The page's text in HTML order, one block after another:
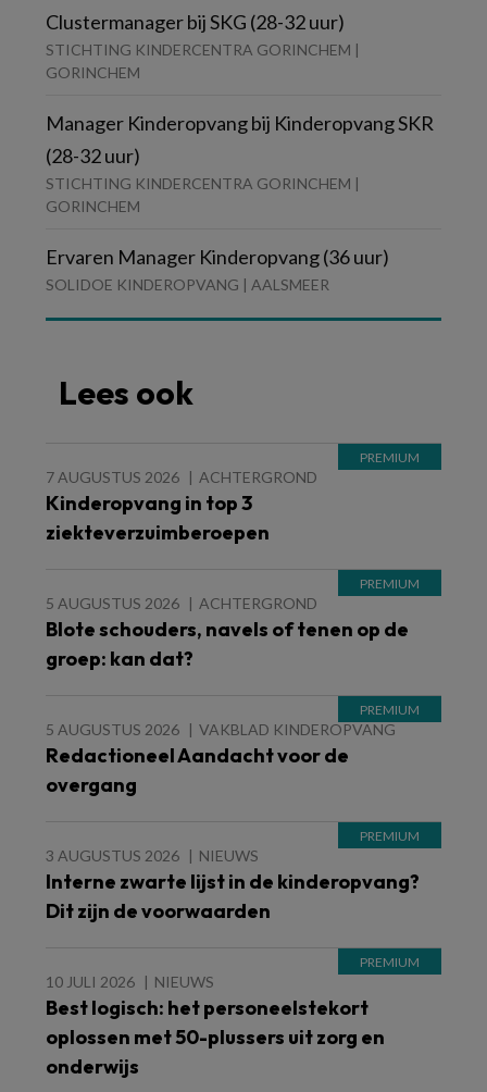
Clustermanager bij SKG (28-32 uur)
STICHTING KINDERCENTRA GORINCHEM |
GORINCHEM
Manager Kinderopvang bij Kinderopvang SKR
(28-32 uur)
STICHTING KINDERCENTRA GORINCHEM |
GORINCHEM
Ervaren Manager Kinderopvang (36 uur)
SOLIDOE KINDEROPVANG | AALSMEER
Lees ook
7 AUGUSTUS 2026 ACHTERGROND
Kinderopvang in top 3
ziekteverzuimberoepen
5 AUGUSTUS 2026 ACHTERGROND
Blote schouders, navels of tenen op de
groep: kan dat?
5 AUGUSTUS 2026 VAKBLAD KINDEROPVANG
Redactioneel Aandacht voor de
overgang
3 AUGUSTUS 2026 NIEUWS
Interne zwarte lijst in de kinderopvang?
Dit zijn de voorwaarden
10 JULI 2026 NIEUWS
Best logisch: het personeelstekort
oplossen met 50-plussers uit zorg en
onderwijs